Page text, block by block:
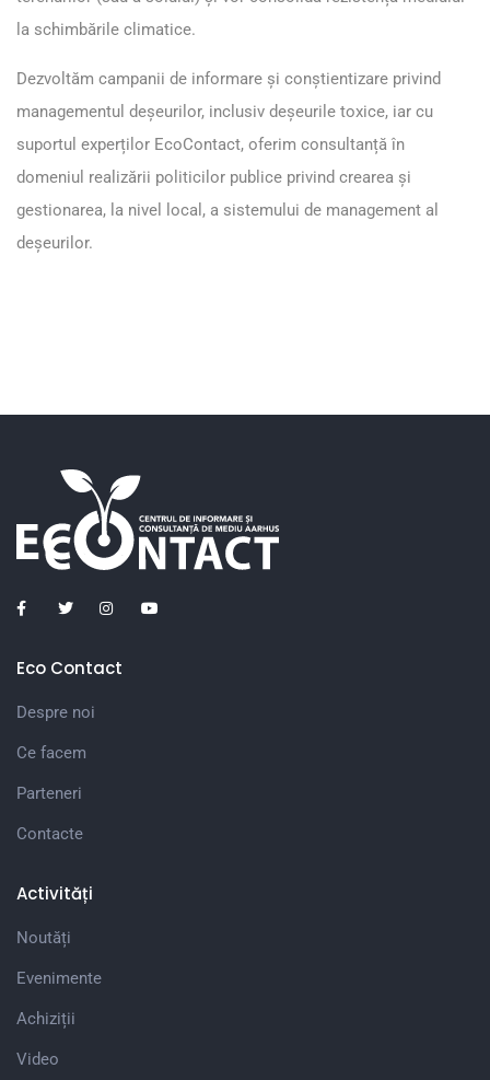
la schimbările climatice.
Dezvoltăm campanii de informare şi conștientizare privind
managementul deșeurilor, inclusiv deșeurile toxice, iar cu
suportul experților EcoContact, oferim consultanță în
domeniul realizării politicilor publice privind crearea şi
gestionarea, la nivel local, a sistemului de management al
deșeurilor.
Eco Contact
Despre noi
Ce facem
Parteneri
Contacte
Activități
Noutăți
Evenimente
Achiziții
Video